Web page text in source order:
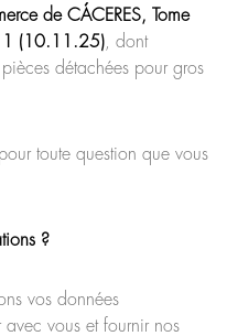
de CÁCERES, Tome
1 (10.11.25) , dont
détachées pour gros
toute question que vous
?
vos données
vous et fournir nos